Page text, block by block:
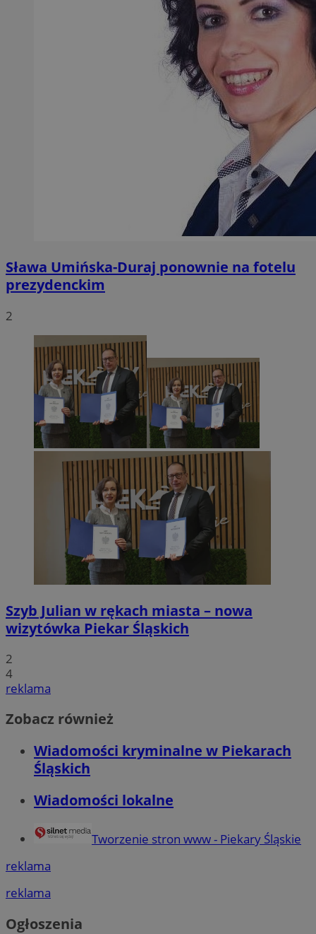
Sława Umińska-Duraj ponownie na fotelu
prezydenckim
2
Szyb Julian w rękach miasta – nowa
wizytówka Piekar Śląskich
2
4
reklama
Zobacz również
Wiadomości kryminalne w Piekarach
Śląskich
Wiadomości lokalne
Tworzenie stron www - Piekary Śląskie
reklama
reklama
Ogłoszenia